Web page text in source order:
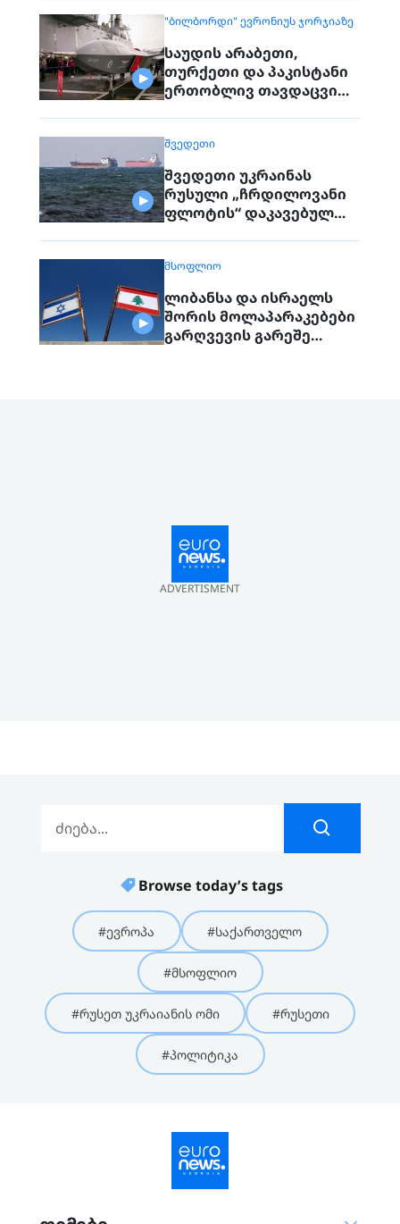
მოქალაქეებს
"ᲑᲘᲚᲑᲝᲠᲓᲘ" ᲔᲕᲠᲝᲜᲘᲣᲡ ᲯᲝᲠᲯᲘᲐᲖᲔ
საუდის არაბეთი,
თურქეთი და პაკისტანი
ერთობლივ თავდაცვით
ᲨᲕᲔᲓᲔᲗᲘ
შვედეთი უკრაინას
რუსული „ჩრდილოვანი
ფლოტის“ დაკავებულ
ᲛᲡᲝᲤᲚᲘᲝ
ლიბანსა და ისრაელს
შორის მოლაპარაკებები
გარღვევის გარეშე
ADVERTISMENT
Browse today’s tags
#ევროპა #საქართველო
#მსოფლიო
#რუსეთ უკრაიანის ომი #რუსეთი
#პოლიტიკა